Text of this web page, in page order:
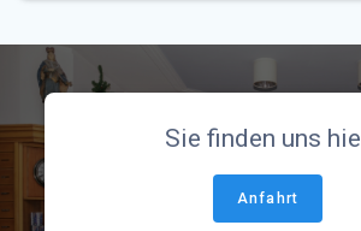
Sie finden uns
Anfahrt